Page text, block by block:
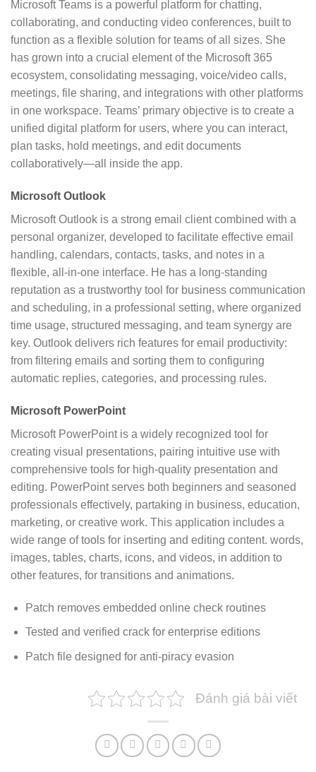
Microsoft Teams is a powerful platform for chatting,
collaborating, and conducting video conferences, built to
function as a flexible solution for teams of all sizes. She
has grown into a crucial element of the Microsoft 365
ecosystem, consolidating messaging, voice/video calls,
meetings, file sharing, and integrations with other platforms
in one workspace. Teams’ primary objective is to create a
unified digital platform for users, where you can interact,
plan tasks, hold meetings, and edit documents
collaboratively—all inside the app.
Microsoft Outlook
Microsoft Outlook is a strong email client combined with a
personal organizer, developed to facilitate effective email
handling, calendars, contacts, tasks, and notes in a
flexible, all-in-one interface. He has a long-standing
reputation as a trustworthy tool for business communication
and scheduling, in a professional setting, where organized
time usage, structured messaging, and team synergy are
key. Outlook delivers rich features for email productivity:
from filtering emails and sorting them to configuring
automatic replies, categories, and processing rules.
Microsoft PowerPoint
Microsoft PowerPoint is a widely recognized tool for
creating visual presentations, pairing intuitive use with
comprehensive tools for high-quality presentation and
editing. PowerPoint serves both beginners and seasoned
professionals effectively, partaking in business, education,
marketing, or creative work. This application includes a
wide range of tools for inserting and editing content. words,
images, tables, charts, icons, and videos, in addition to
other features, for transitions and animations.
Patch removes embedded online check routines
Tested and verified crack for enterprise editions
Patch file designed for anti-piracy evasion
Đánh giá bài viết